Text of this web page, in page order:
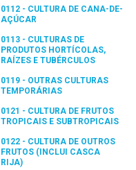
0112 - CULTURA DE CANA-DE-
AÇÚCAR
0113 - CULTURAS DE
PRODUTOS HORTÍCOLAS,
RAÍZES E TUBÉRCULOS
0119 - OUTRAS CULTURAS
TEMPORÁRIAS
0121 - CULTURA DE FRUTOS
TROPICAIS E SUBTROPICAIS
0122 - CULTURA DE OUTROS
FRUTOS (INCLUI CASCA
RIJA)